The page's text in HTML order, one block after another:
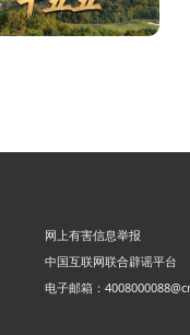
网上有害信息举报
中国互联网联合辟谣平台
电子邮箱：